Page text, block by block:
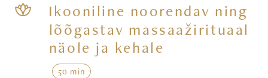
Ikooniline noorendav ning
lõõgastav massaažirituaal
näole ja kehale
50 min